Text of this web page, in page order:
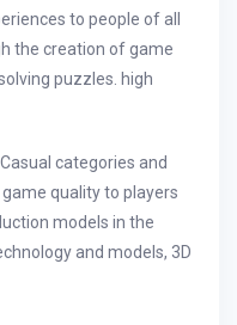
to people of all
the creation of game
puzzles. high
categories and
quality to players
models in the
and models, 3D